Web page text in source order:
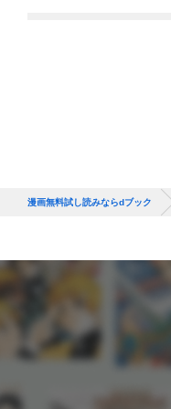
漫画無料試し読みならdブック